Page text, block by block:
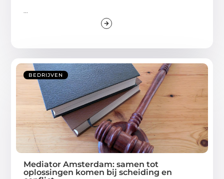
...
BEDRIJVEN
Mediator Amsterdam: samen tot
oplossingen komen bij scheiding en